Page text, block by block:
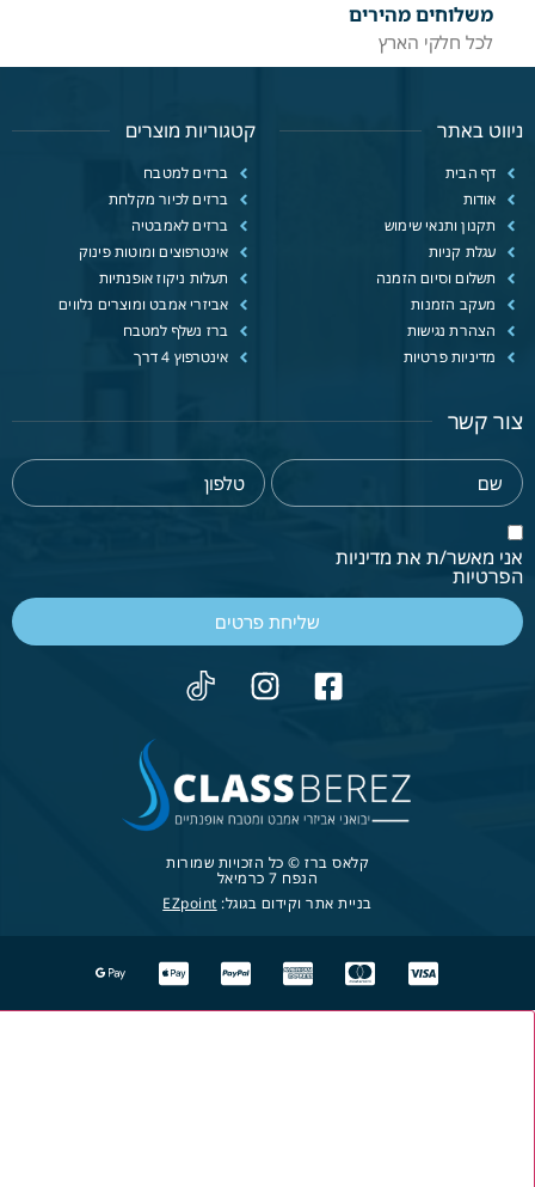
משלוחים מהירים
לכל חלקי הארץ
ניווט באתר
דף הבית
אודות
תקנון ותנאי שימוש
עגלת קניות
תשלום וסיום הזמנה
מעקב הזמנות
הצהרת נגישות
מדיניות פרטיות
קטגוריות מוצרים
ברזים למטבח
ברזים לכיור מקלחת
ברזים לאמבטיה
אינטרפוצים ומוטות פינוק
תעלות ניקוז אופנתיות
אביזרי אמבט ומוצרים נלווים
ברז נשלף למטבח
אינטרפוץ 4 דרך
צור קשר
אני מאשר/ת את מדיניות
הפרטיות
שליחת פרטים
קלאס ברז © כל הזכויות שמורות
הנפח 7 כרמיאל
בניית אתר וקידום בגוגל: EZpoint